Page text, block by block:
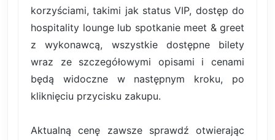
korzyściami, takimi jak status VIP, dostęp do
hospitality lounge lub spotkanie meet & greet
z wykonawcą, wszystkie dostępne bilety
wraz ze szczegółowymi opisami i cenami
będą widoczne w następnym kroku, po
kliknięciu przycisku zakupu.
Aktualną cenę zawsze sprawdź otwierając